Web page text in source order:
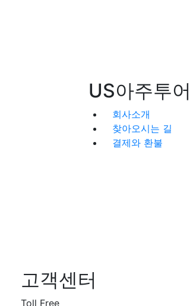
US아주투어
회사소개
찾아오시는 길
결제와 환불
고객센터
Toll Free